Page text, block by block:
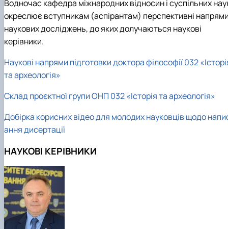
Водночаскафедра міжнародних відносин і суспільних
окреслює вступникам (аспірантам) перспективні
наукових досліджень, до яких долучаються наукові
керівники.
Наукові напрями підготовки доктора філософії 032
та археологія»
Склад проєктної групи ОНП 032 «Історія та археологія»
Добірка корисних відео для молодих науковців щодо
ання дисертації
НАУКОВІ КЕРІВНИКИ